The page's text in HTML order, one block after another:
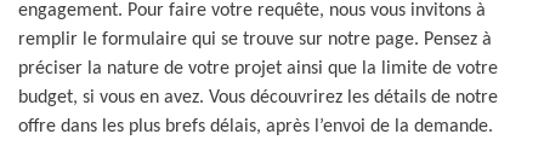
engagement. Pour faire votre requête, nous vous invitons à
remplir le formulaire qui se trouve sur notre page. Pensez à
préciser la nature de votre projet ainsi que la limite de votre
budget, si vous en avez. Vous découvrirez les détails de notre
offre dans les plus brefs délais, après l’envoi de la demande.